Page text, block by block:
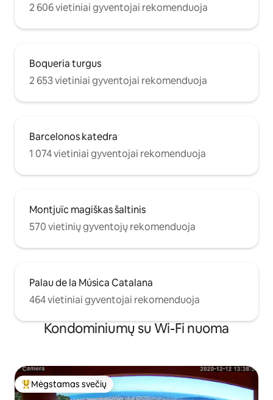
2 606 vietiniai gyventojai rekomenduoja
Boqueria turgus
2 653 vietiniai gyventojai rekomenduoja
Barcelonos katedra
1 074 vietiniai gyventojai rekomenduoja
Montjuïc magiškas šaltinis
570 vietinių gyventojų rekomenduoja
Palau de la Música Catalana
464 vietiniai gyventojai rekomenduoja
Kondominiumų su Wi-Fi nuoma
Svečių mėgstamiausias
Mėgstamas svečių